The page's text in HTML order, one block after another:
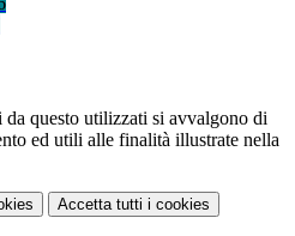
questo utilizzati si avvalgono di
ed utili alle finalità illustrate nella
Accetta tutti i cookies